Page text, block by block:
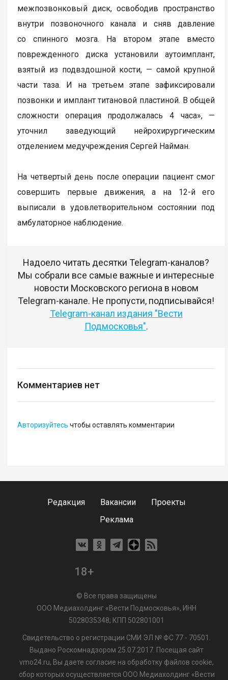
межпозвонковый диск, освободив пространство
внутри позвоночного канала и сняв давление
со спинного мозга. На втором этапе вместо
поврежденного диска установили аутоимплант,
взятый из подвздошной кости, — самой крупной
части таза. И на третьем этапе зафиксировали
позвонки и имплант титановой пластиной. В общей
сложности операция продолжалась 4 часа», —
уточнил заведующий нейрохирургическим
отделением медучреждения Сергей Найман.
На четвертый день после операции пациент смог
совершить первые движения, а на 12-й его
выписали в удовлетворительном состоянии под
амбулаторное наблюдение.
Надоело читать десятки Telegram-каналов?
Мы собрали все самые важные и интересные
новости Московского региона в новом
Telegram-канале. Не пропусти, подписывайся!
Telegram-канал издания "Вести
Подмосковья".
Комментариев нет
Авторизуйтесь чтобы оставлять комментарии
Редакция Вакансии
Проекты
Реклама
18+
© Все права защищены
ООО Медиахолдинг «Вести Подмосковья», ИНН
5028035348; КПП 502801001
Свидетельство о регистрации СМИ ЭЛ № ФС 77 - 70501.
Выдано Роскомнадзором 25.07.2017. Посещая сайт
vmo24.ru, Вы даете согласие на обработку файлов cookie,
сбор которых осуществляется ООО Медиахолдинг «Вести